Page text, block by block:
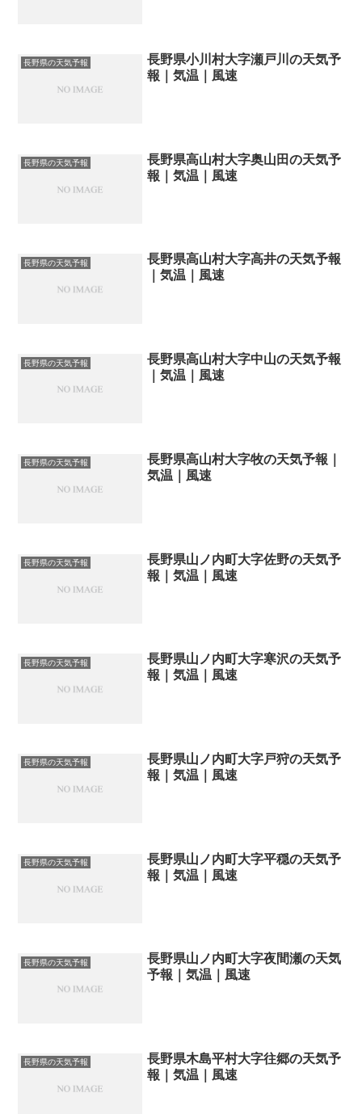
長野県の天気予報
長野県小川村大字瀬戸川の天気予
報｜気温｜風速
長野県の天気予報
長野県高山村大字奥山田の天気予
報｜気温｜風速
長野県の天気予報
長野県高山村大字高井の天気予報
｜気温｜風速
長野県の天気予報
長野県高山村大字中山の天気予報
｜気温｜風速
長野県の天気予報
長野県高山村大字牧の天気予報｜
気温｜風速
長野県の天気予報
長野県山ノ内町大字佐野の天気予
報｜気温｜風速
長野県の天気予報
長野県山ノ内町大字寒沢の天気予
報｜気温｜風速
長野県の天気予報
長野県山ノ内町大字戸狩の天気予
報｜気温｜風速
長野県の天気予報
長野県山ノ内町大字平穏の天気予
報｜気温｜風速
長野県の天気予報
長野県山ノ内町大字夜間瀬の天気
予報｜気温｜風速
長野県の天気予報
長野県木島平村大字往郷の天気予
報｜気温｜風速